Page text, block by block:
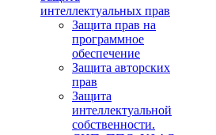
интеллектуальных прав
Защита прав на
программное
обеспечение
Защита авторских
прав
Защита
интеллектуальной
собственности.